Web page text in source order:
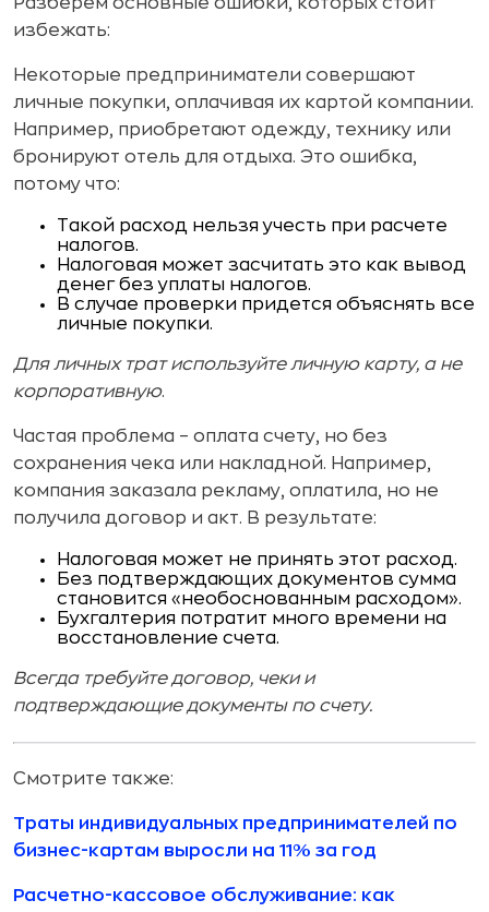
избежать:
Некоторые предприниматели совершают
личные покупки, оплачивая их картой компании.
Например, приобретают одежду, технику или
бронируют отель для отдыха. Это ошибка,
потому что:
Такой расход нельзя учесть при расчете
налогов.
Налоговая может засчитать это как вывод
денег без уплаты налогов.
В случае проверки придется объяснять все
личные покупки.
Для личных трат используйте личную карту, а не
корпоративную.
Частая проблема – оплата счету, но без
сохранения чека или накладной. Например,
компания заказала рекламу, оплатила, но не
получила договор и акт. В результате:
Налоговая может не принять этот расход.
Без подтверждающих документов сумма
становится «необоснованным расходом».
Бухгалтерия потратит много времени на
восстановление счета.
Всегда требуйте договор, чеки и
подтверждающие документы по счету.
Смотрите также:
Траты индивидуальных предпринимателей по
бизнес-картам выросли на 11% за год
Расчетно-кассовое обслуживание: как